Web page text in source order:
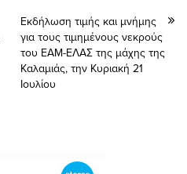
Εκδήλωση τιμής και μνήμης
για τους τιμημένους νεκρούς
του ΕΑΜ-ΕΛΑΣ της μάχης της
Καλαμιάς, την Κυριακή 21
Ιουλίου